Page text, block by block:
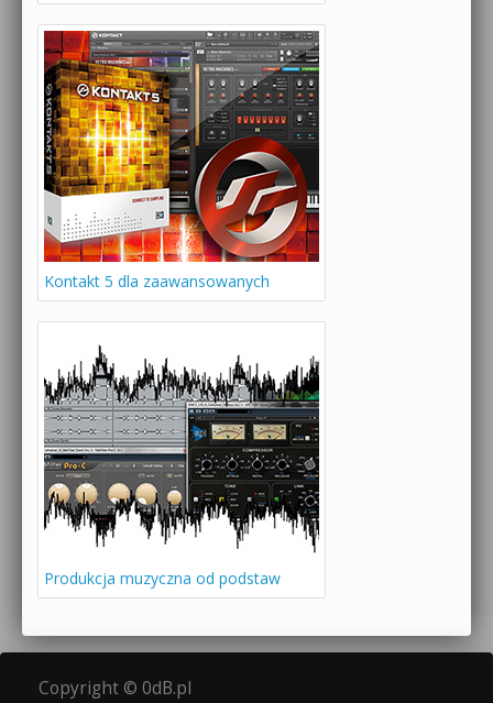
Kontakt 5 dla zaawansowanych
Produkcja muzyczna od podstaw
Copyright © 0dB.pl